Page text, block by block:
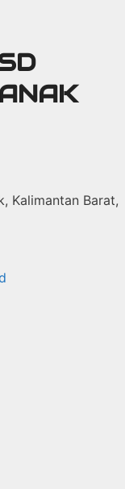
Kalimantan Barat,